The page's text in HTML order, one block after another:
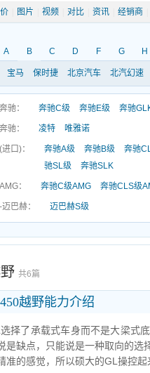
图片 视频 对比 资讯 经销商
A B C D F G H
宝马 保时捷 北京汽车 北汽幻速
驰： 奔驰C级 奔驰E级 奔驰
驰： 凌特 唯雅诺
口)： 奔驰A级 奔驰B级 奔驰
驰SL级
奔驰SLK
： 奔驰C级AMG 奔驰CLS级
巴赫： 迈巴赫S级
共6篇
越野能力介绍
择了承载式车身而不是大梁式
是缺点，只能说是一种取向的选
准的感觉，所以硕大的GL操控